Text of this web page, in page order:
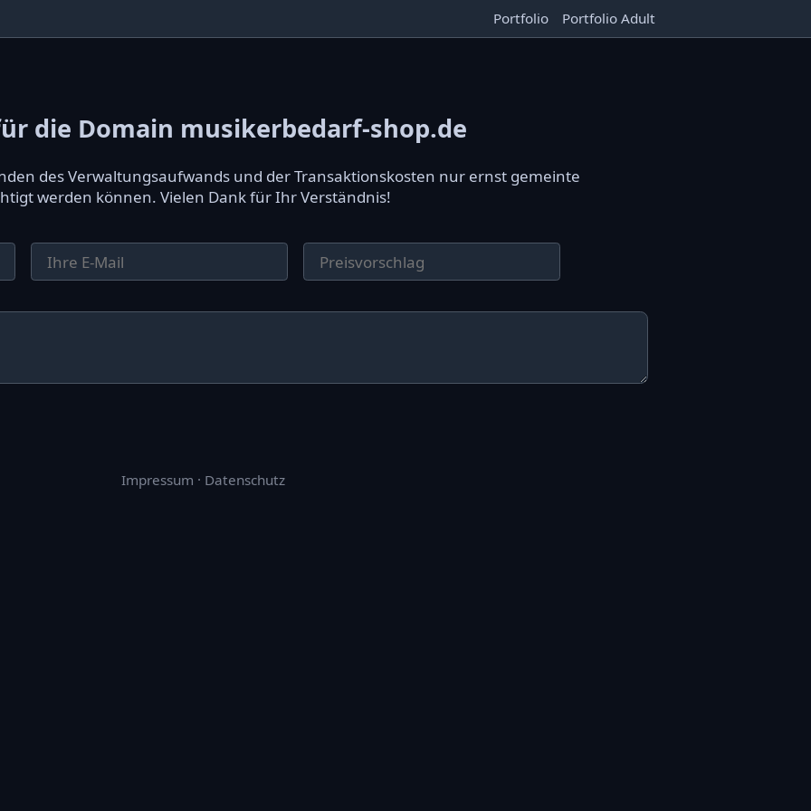
Portfolio Portfolio Adult
die Domain musikerbedarf-shop.de
des Verwaltungsaufwands und der Transaktionskosten nur ernst gemeinte
werden können. Vielen Dank für Ihr Verständnis!
Impressum · Datenschutz